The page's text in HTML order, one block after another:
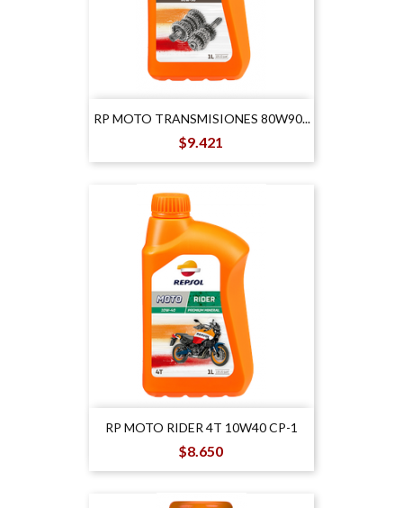
RP MOTO TRANSMISIONES 80W90...
Precio
$9.421
RP MOTO RIDER 4T 10W40 CP-1
Precio
$8.650